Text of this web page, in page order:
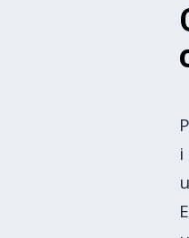
i